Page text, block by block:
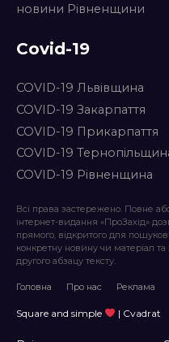
новини Рівненщини
Covid-19
COVID-19 Львівщина
COVID-19 Закарпаття
COVID-19 Прикарпаття
COVID-19
COVID-19 Рівненщина
Всі права застережено. Повне
інтернет-видання «ПроЗахід»
прямого, відкритого для
конкретну новину чи матеріал
другого абзацу тексту.
Головна Про нас Реклама
Square and simple | Cvadrat